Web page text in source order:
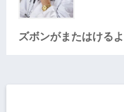
ズボンがまたはけるよ